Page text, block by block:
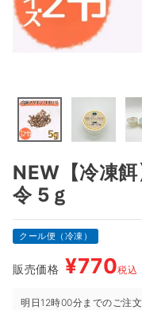
NEW【冷凍
令 5ｇ
クール便（冷凍）
販売価格 ¥770税込
明日 12時00分までのご注